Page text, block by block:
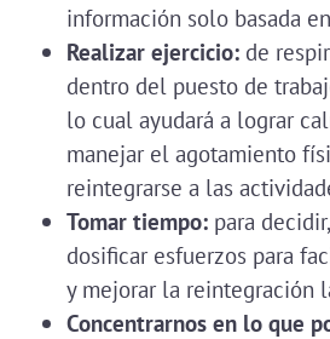
información solo basada
Realizar ejercicio: de
dentro del puesto de
lo cual ayudará a lograr
manejar el agotamiento
reintegrarse a las
Tomar tiempo: para
dosificar esfuerzos para
y mejorar la reintegración
Concentrarnos en lo que